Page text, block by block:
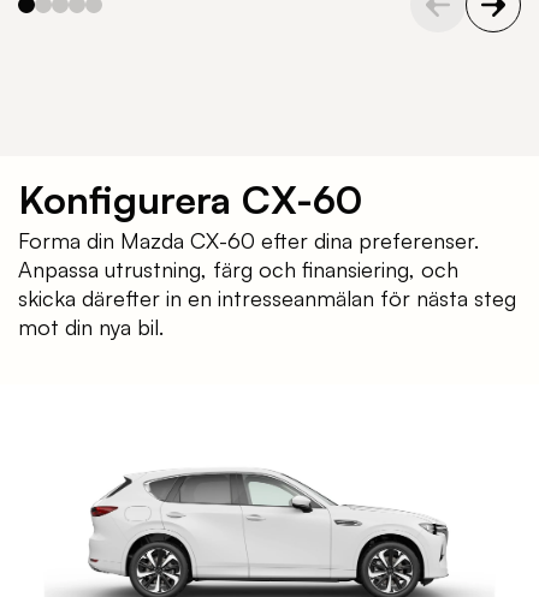
Konfigurera CX-60
Forma din Mazda CX-60 efter dina preferenser.
Anpassa utrustning, färg och finansiering, och
skicka därefter in en intresseanmälan för nästa steg
mot din nya bil.